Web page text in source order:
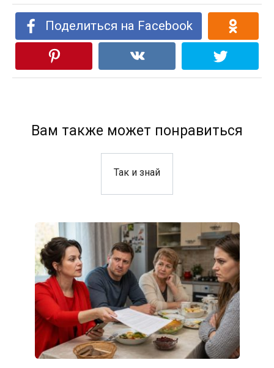
Поделиться на Facebook
Вам также может понравиться
Так и знай